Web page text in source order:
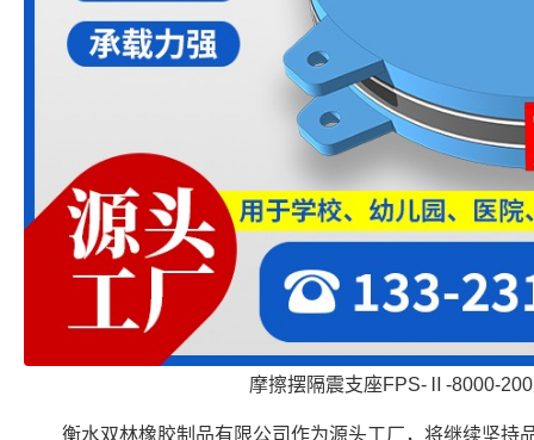
摩擦摆隔震支座FPS-Ⅱ-8000-
衡水双林橡胶制品有限公司作为源头工厂，将继续坚持